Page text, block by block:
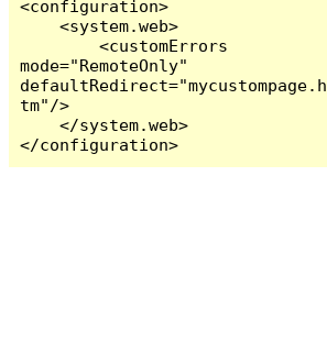
<configuration>
    <system.web>
        <customErrors
mode="RemoteOnly"
defaultRedirect="mycustompage.h
tm"/>
    </system.web>
</configuration>